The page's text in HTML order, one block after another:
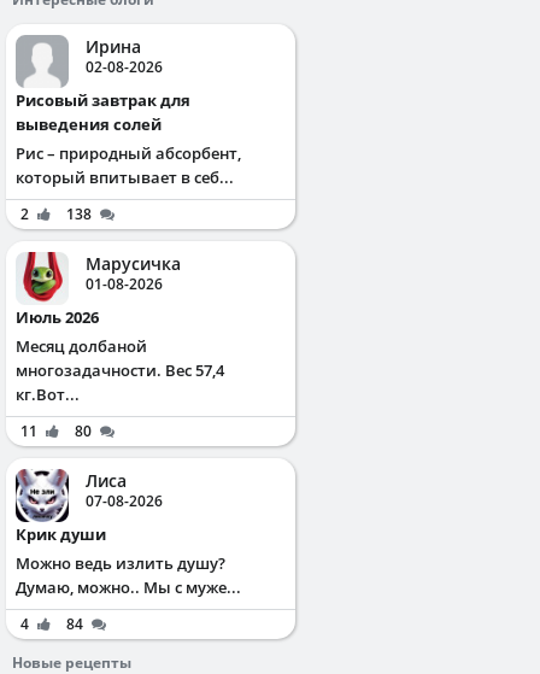
Ирина
02-08-2026
Рисовый завтрак для
выведения солей
Рис – природный абсорбент,
который впитывает в себ...
2 138
Марусичка
01-08-2026
Июль 2026
Месяц долбаной
многозадачности. Вес 57,4
кг.Вот...
11 80
Лиса
07-08-2026
Крик души
Можно ведь излить душу?
Думаю, можно.. Мы с муже...
4
84
Новые рецепты